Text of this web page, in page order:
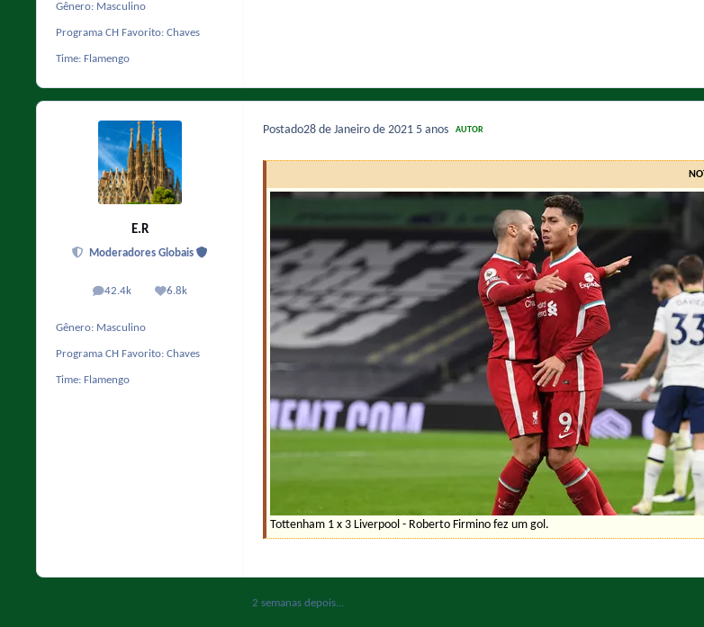
Gênero: Masculino
Programa CH Favorito: Chaves
Time: Flamengo
E.R
Moderadores Globais
42.4k
posts 6.8k
Reputação
Gênero: Masculino
Programa CH Favorito: Chaves
Time: Flamengo
Postado28 de Janeiro de 2021 5 anos AUTOR
Tottenham 1 x 3 Liverpool - Roberto Firmino fez um gol.
2 semanas depois...